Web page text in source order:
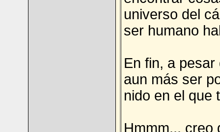
universo del
ser humano
En fin, a
aun más ser
nido en el que
Hmmm... creo